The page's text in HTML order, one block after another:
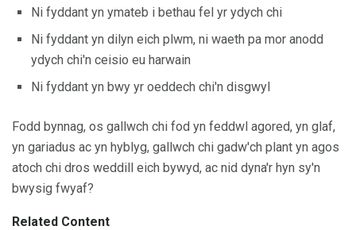
Ni fyddant yn ymateb i bethau fel yr ydych chi
Ni fyddant yn dilyn eich plwm, ni waeth pa mor anodd
ydych chi'n ceisio eu harwain
Ni fyddant yn bwy yr oeddech chi'n disgwyl
Fodd bynnag, os gallwch chi fod yn feddwl agored, yn glaf,
yn gariadus ac yn hyblyg, gallwch chi gadw'ch plant yn agos
atoch chi dros weddill eich bywyd, ac nid dyna'r hyn sy'n
bwysig fwyaf?
Related Content